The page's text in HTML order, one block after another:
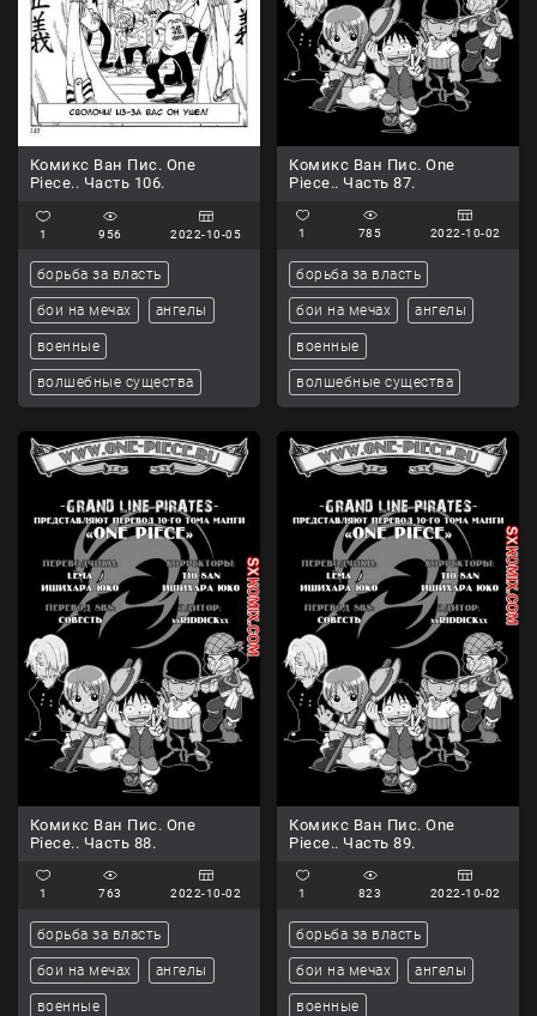
Комикс Ван Пис. One
Piece.. Часть 106.
1 956 2022-10-05
борьба за власть
бои на мечах ангелы
военные
волшебные существа
Комикс Ван Пис. One
Piece.. Часть 87.
1 785 2022-10-02
борьба за власть
бои на мечах ангелы
военные
волшебные существа
Комикс Ван Пис. One
Piece.. Часть 88.
1 763 2022-10-02
борьба за власть
бои на мечах ангелы
военные
Комикс Ван Пис. One
Piece.. Часть 89.
1 823 2022-10-02
борьба за власть
бои на мечах ангелы
военные